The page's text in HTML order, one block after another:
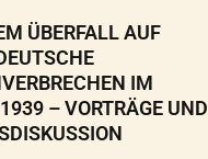
ÜBERFALL AUF
IM
– VORTRÄGE UND